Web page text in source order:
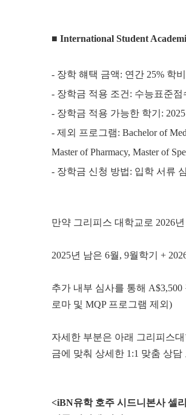
■ International Student
- 장학 햬택 금액: 연간 25% 학
- 장학금 적용 조건: 수능표준점
- 장학금 적용 가능한 학기:
- 제외 프로그램: Bachelor of
Master of Pharmacy, Master of
- 장학금 신청 방법: 입학 서류
만약 그리피스 대학교로 2026
2025년 남은 6월, 9월학기 +
추가 내부 심사를 통해
로마 및 MQP 프로그램 제외)
자세한 부분은 아래 그리피스
금에 맞춰 상세한 1:1 맞춤 상
<iBN유학 호주 시드니본사 셀